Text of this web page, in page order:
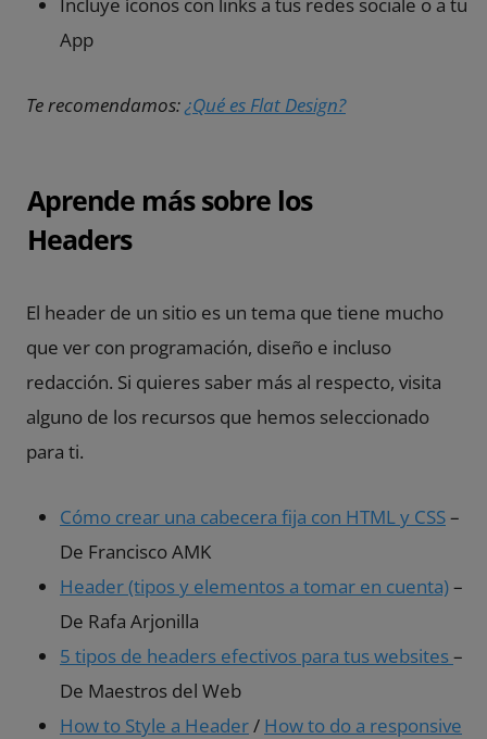
App
Te recomendamos:¿Qué es Flat Design?
Aprende más sobre los
Headers
El header de un sitio es un tema que tiene mucho
que ver con programación, diseño e incluso
redacción. Si quieres saber más al respecto, visita
alguno de los recursos que hemos seleccionado
para ti.
Cómo crear una cabecera fija con HTML y CSS–
De Francisco AMK
Header (tipos y elementos a tomar en cuenta)–
De Rafa Arjonilla
5 tipos de headers efectivos para tus websites–
De Maestros del Web
How to Style a Header/ How to do a responsive